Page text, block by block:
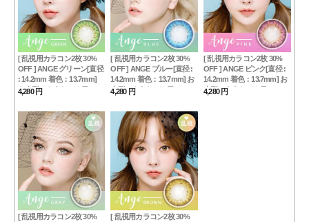
[ 乱視用カラコン2枚 30%
OFF ] ANGE グリーン[直径
: 14.2mm 着色：13.7mm]
お人形のようなデカ目
4,280 円
[ 乱視用カラコン2枚 30%
OFF ] ANGE ブルー[直径 :
14.2mm 着色：13.7mm] お
人形のようなデカ目Blue
4,280 円
[ 乱視用カラコン2枚 30%
OFF ] ANGE ピンク[直径 :
14.2mm 着色：13.7mm] お
人形のようなデカ目Pink
4,280 円
[ 乱視用カラコン2枚 30%
[ 乱視用カラコン2枚 30%